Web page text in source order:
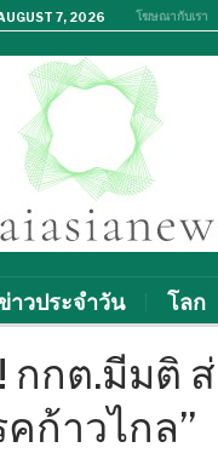
7, 2026 โฆษณากับเรา
าวประจำวัน โลก
กกต.มีมติ
คก้าวไกล”